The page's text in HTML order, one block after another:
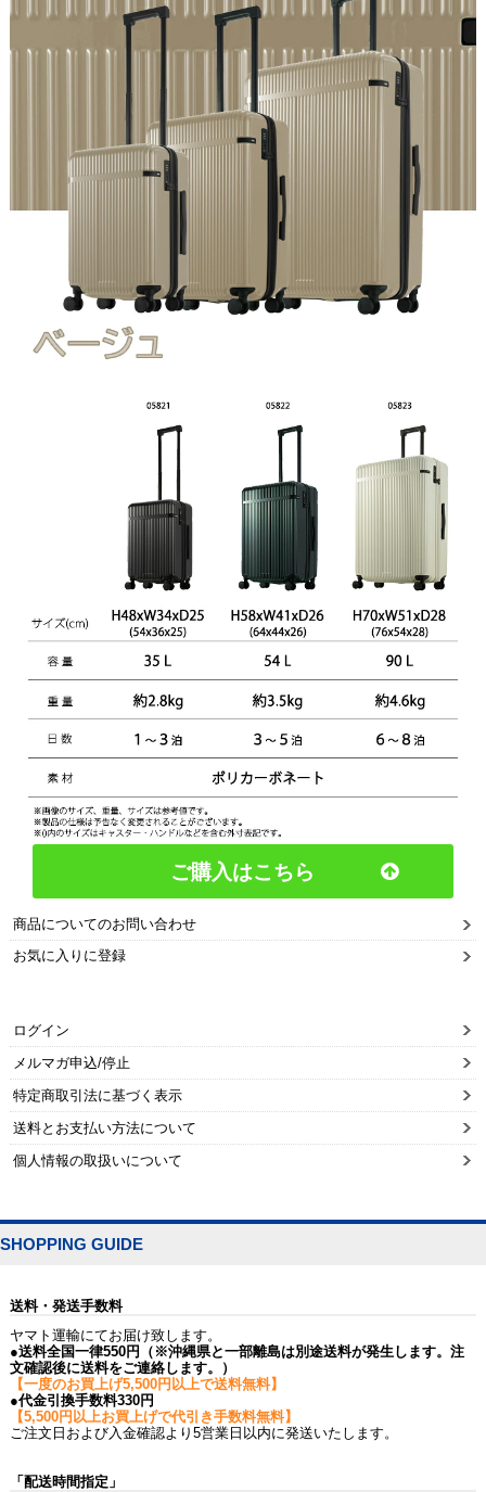
ご購入はこちら
商品についてのお問い合わせ
お気に入りに登録
ログイン
メルマガ申込/停止
特定商取引法に基づく表示
送料とお支払い方法について
個人情報の取扱いについて
SHOPPING GUIDE
送料・発送手数料
ヤマト運輸にてお届け致します。
●送料全国一律550円（※沖縄県と一部離島は別途送料が発生します。注
文確認後に送料をご連絡します。）
【一度のお買上げ5,500円以上で送料無料】
●代金引換手数料330円
【5,500円以上お買上げで代引き手数料無料】
ご注文日および入金確認より5営業日以内に発送いたします。
「配送時間指定」